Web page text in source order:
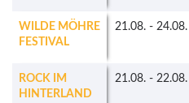
WILDE MÖHRE
FESTIVAL
21.08. - 24.08.
ROCK IM
HINTERLAND
21.08. - 22.08.